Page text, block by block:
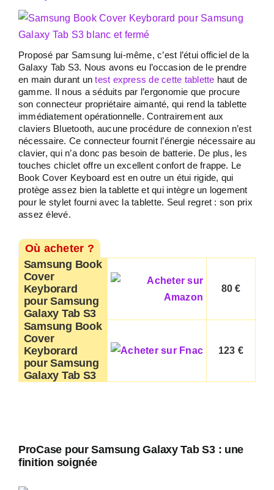
Proposé par Samsung lui-même, c’est l’étui officiel de la
Galaxy Tab S3. Nous avons eu l’occasion de le prendre
en main durant untest express de cette tablette haut de
gamme. Il nous a séduits par l’ergonomie que procure
son connecteur propriétaire aimanté, qui rend la tablette
immédiatement opérationnelle. Contrairement aux
claviers Bluetooth, aucune procédure de connexion n’est
nécessaire. Ce connecteur fournit l’énergie nécessaire au
clavier, qui n’a donc pas besoin de batterie. De plus, les
touches chiclet offre un excellent confort de frappe. Le
Book Cover Keyboard est en outre un étui rigide, qui
protège assez bien la tablette et qui intègre un logement
pour le stylet fourni avec la tablette. Seul regret : son prix
assez élevé.
Où acheter ?
Samsung Book
Cover
Keyborard
pour Samsung
Galaxy Tab S3
80 €
Samsung Book
Cover
Keyborard
pour Samsung
Galaxy Tab S3
123 €
ProCase pour Samsung Galaxy Tab S3 : une
finition soignée